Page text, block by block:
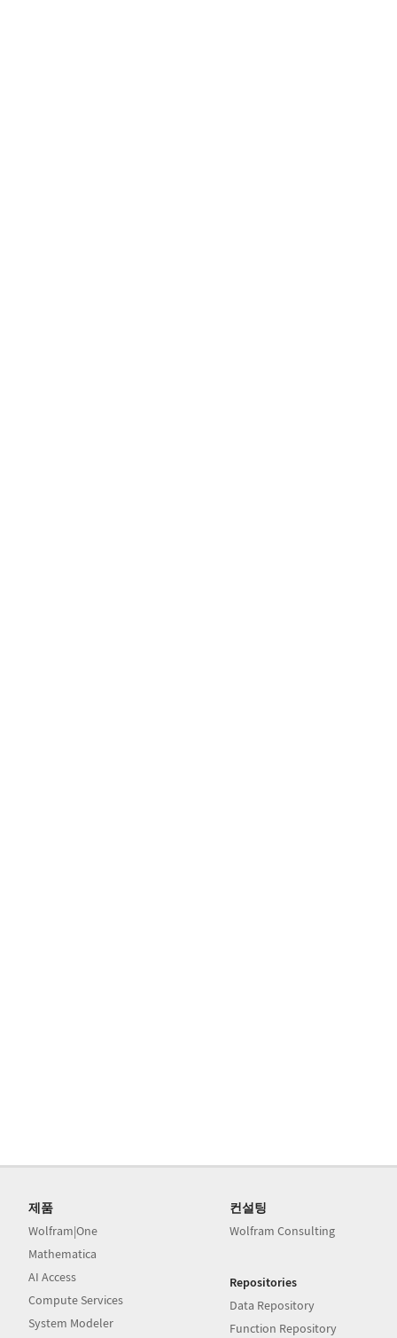
제품
Wolfram|One
Mathematica
AI Access
Compute Services
System Modeler
컨설팅
Wolfram Consulting
Repositories
Data Repository
Function Repository